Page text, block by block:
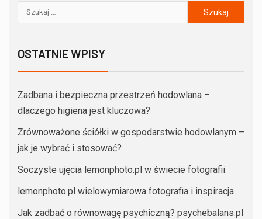
OSTATNIE WPISY
Zadbana i bezpieczna przestrzeń hodowlana –
dlaczego higiena jest kluczowa?
Zrównoważone ściółki w gospodarstwie hodowlanym –
jak je wybrać i stosować?
Soczyste ujęcia lemonphoto.pl w świecie fotografii
lemonphoto.pl wielowymiarowa fotografia i inspiracja
Jak zadbać o równowagę psychiczną? psychebalans.pl